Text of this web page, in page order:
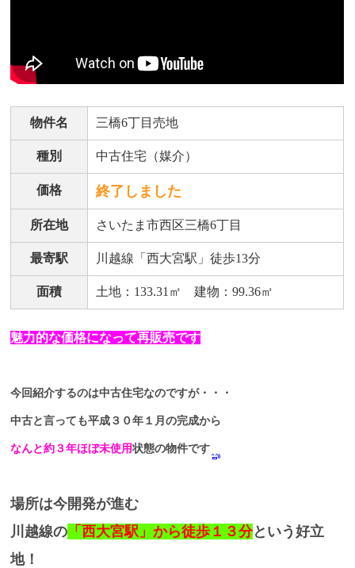
物件名 三橋6丁目売地
種別 中古住宅（媒介）
価格 終了しました
所在地 さいたま市西区三橋6丁目
最寄駅 川越線「西大宮駅」徒歩13分
面積 土地：133.31㎡ 建物：99.36㎡
魅力的な価格になって再販売です
今回紹介するのは中古住宅なのですが・・・
中古と言っても平成３０年１月の完成から
なんと約３年ほぼ未使用状態の物件です
場所は今開発が進む
川越線の 「西大宮駅」から徒歩１３分という好立
地！